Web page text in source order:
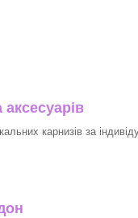
карнизів за